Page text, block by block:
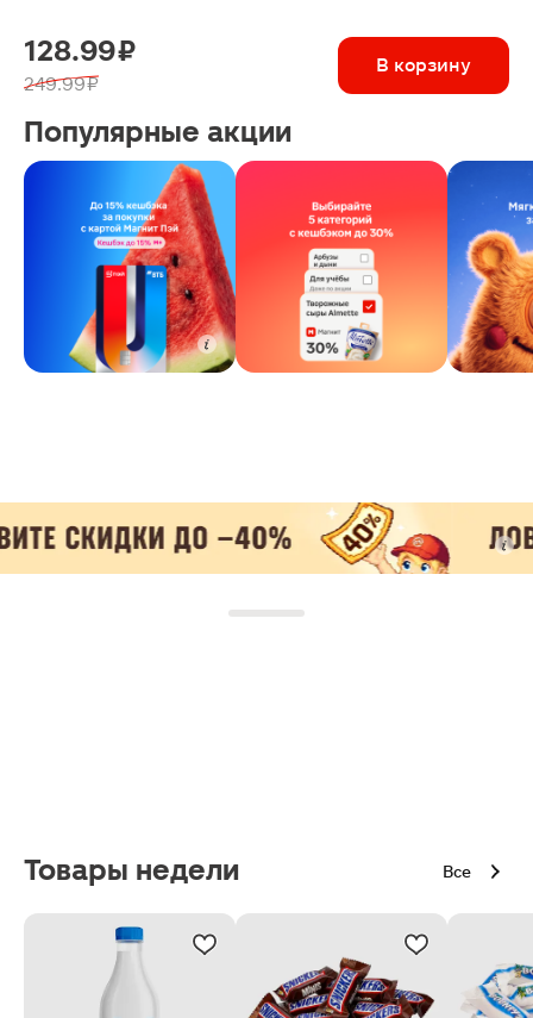
128.99 ₽
249.99 ₽
В корзину
Популярные акции
Товары недели Все